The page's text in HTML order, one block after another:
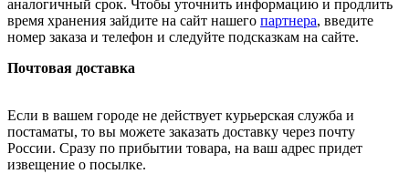
аналогичный срок. Чтобы уточнить информацию и продлить
время хранения зайдите на сайт нашего партнера, введите
номер заказа и телефон и следуйте подсказкам на сайте.
Почтовая доставка
Если в вашем городе не действует курьерская служба и
постаматы, то вы можете заказать доставку через почту
России. Сразу по прибытии товара, на ваш адрес придет
извещение о посылке.